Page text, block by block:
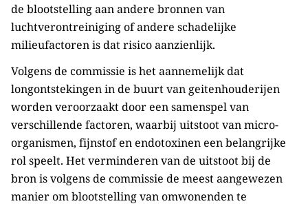
de blootstelling aan andere bronnen van
luchtverontreiniging of andere schadelijke
milieufactoren is dat risico aanzienlijk.
Volgens de commissie is het aannemelijk dat
longontstekingen in de buurt van geitenhouderijen
worden veroorzaakt door een samenspel van
verschillende factoren, waarbij uitstoot van micro-
organismen, fijnstof en endotoxinen een belangrijke
rol speelt. Het verminderen van de uitstoot bij de
bron is volgens de commissie de meest aangewezen
manier om blootstelling van omwonenden te